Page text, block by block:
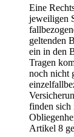
Eine
jeweiligen
geltenden
ein in den
Tragen
noch nicht
finden sich
Artikel 8